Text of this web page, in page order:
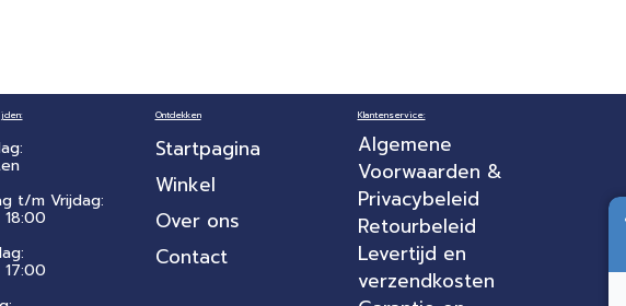
t/m Vrijdag:
Ontdekken
Startpagina
Winkel
Over ons
Contact
Klantenservice:
Algemene
Voorwaarden &
Privacybeleid
Retourbeleid
Levertijd en
verzendkosten